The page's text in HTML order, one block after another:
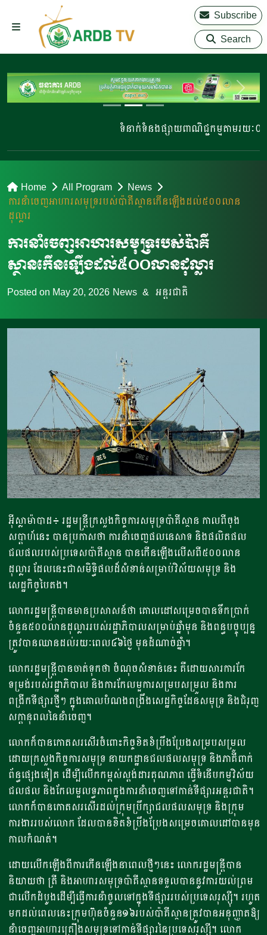
Subscribe
Search
ទំនាក់ទំនងផ្សាយពាណិជ្ជកម្មតាមរយៈ 023
Home All Program
News
ការនាំចេញអាហារសមុទ្ររបស់ប៉ាគីស្ថានកើនឡើងដល់៥០០លាន
ដុល្លារ
ការនាំចេញអាហារសមុទ្ររបស់ប៉ាគី
ស្ថានកើនឡើងដល់៥០០លានដុល្លារ
Posted on May 20, 2026 News & អន្តរជាតិ
អ៊ីស្លាម៉ាបាដ៖ រដ្ឋមន្ត្រីក្រសួងកិច្ចការសមុទ្រប៉ាគីស្ថាន កាលពីចុង
សប្តាហ៍នេះ បានប្រកាសថា ការនាំចេញផលនេសាទ និងផលិតផល
ជលផលរបស់ប្រទេសប៉ាគីស្ថាន​ បានកើនឡើងលើសពី៥០០លាន
ដុល្លារ ដែលនេះជាសមិទ្ធិផលដ៏សំខាន់សម្រាប់វិស័យសមុទ្រ និង
សេដ្ឋកិច្ចបៃតង។
លោករដ្ឋមន្ត្រីបានមានប្រសាសន៍ថា គោលដៅសម្រេចបានទឹកប្រាក់
ចំនួន៥០០លានដុល្លាររបស់រដ្ឋាភិបាលសម្រាប់ឆ្នាំមុន និងពន្ធបច្ចុប្បន្ន
ត្រូវបានឈានដល់រយៈពេល៤៦ថ្ងៃ មុនដំណាច់ឆ្នាំ។
លោករដ្ឋមន្ត្រីបានចាត់ទុកថា ចំណុចសំខាន់នេះ គឺដោយសារការកែ
ទម្រង់របស់រដ្ឋាភិបាល និងការកែលម្អការសម្របសម្រួល និងការ
ពង្រីកទីផ្សារថ្មីៗ ក្នុងគោលបំណងពង្រឹងសេដ្ឋកិច្ចដែនសមុទ្រ និងជំរុញ
សក្តានុពលនៃនាំចេញ។
លោកក៏បានកោតសរសើរចំពោះកិច្ចខិតខំប្រឹងប្រែងសម្របសម្រួល
ដោយក្រសួងកិច្ចការសមុទ្រ នាយកដ្ឋានជលផលសមុទ្រ និងភាគីពាក់
ព័ន្ធផ្សេងទៀត ដើម្បីលើកកម្ពស់ស្តង់ដារគុណភាព ធ្វើទំនើបកម្មវិស័យ
ជលផល និងកែលម្អលទ្ធភាពក្នុងការនាំចេញទៅកាន់ទីផ្សារអន្តរជាតិ។
លោកក៏បានកោតសរសើរដល់ក្រុមប្រឹក្សាជលផលសមុទ្រ និងក្រុម
ការងាររបស់លោក ដែលបានខិតខំប្រឹងប្រែងសម្រេចគោលដៅបានមុន
កាលកំណត់។
ដោយលើកឡើងពីការកើនឡើងនាពេលថ្មីៗនេះ លោករដ្ឋមន្ត្រីបាន
និយាយថា ត្រី និងអាហារសមុទ្រប៉ាគីស្ថានទទួលបាននូវការយល់ព្រម
ជាលើកដំបូងដើម្បីធ្វើការនាំចូលទៅក្នុងទីផ្សាររបស់ប្រទេសរុស្ស៊ី។ រហូត
មកដល់ពេលនេះក្រុមហ៊ុនចំនួន១៦របស់ប៉ាគីស្ថានត្រូវបានអនុញ្ញាតឱ្យ
នាំចេញអាហារគ្រឿងសមុទ្រទៅកាន់ទីផ្សារនៃប្រទេសរុស្ស៊ី។ លោក